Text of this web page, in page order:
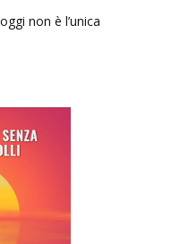
non è l’unica